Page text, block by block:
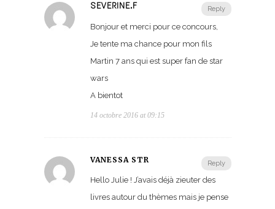
Reply
SEVERINE.F
Bonjour et merci pour ce concours,
Je tente ma chance pour mon fils
Martin 7 ans qui est super fan de star
wars
A bientot
14 octobre 2016 at 09:15
Reply
VANESSA STR
Hello Julie ! J’avais déjà zieuter des
livres autour du thèmes mais je pense